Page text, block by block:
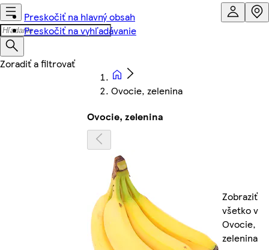
Preskočiť na hlavný obsah
Preskočiť na vyhľadávanie
Ovocie, zelenina
Ovocie, zelenina
Zobraziť
všetko v
Ovocie,
zelenina